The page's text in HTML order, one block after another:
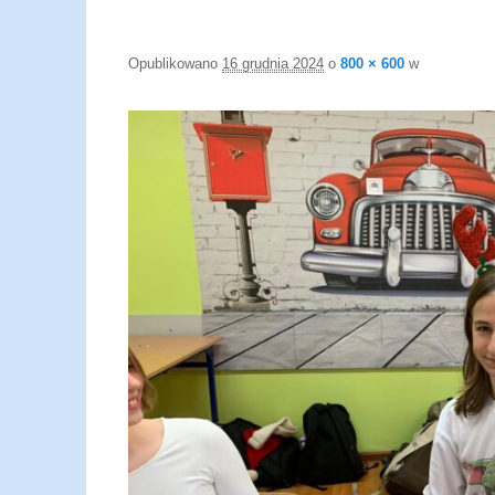
Opublikowano 16 grudnia 2024 o 800 × 600 w